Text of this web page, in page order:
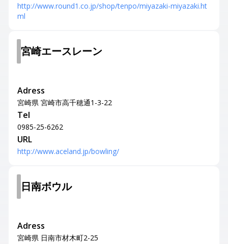
http://www.round1.co.jp/shop/tenpo/miyazaki-miyazaki.ht
ml
宮崎エースレーン
Adress
宮崎県 宮崎市高千穂通1-3-22
Tel
0985-25-6262
URL
http://www.aceland.jp/bowling/
日南ボウル
Adress
宮崎県 日南市材木町2-25